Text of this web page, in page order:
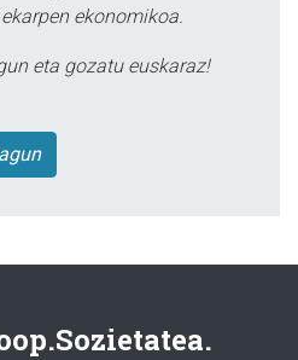
ekonomikoa.
eta gozatu euskaraz!